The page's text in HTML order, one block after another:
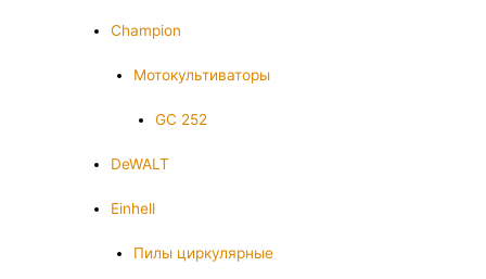
Champion
Мотокультиваторы
GC 252
DeWALT
Einhell
Пилы циркулярные